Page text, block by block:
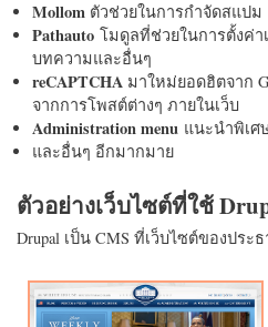
Mollom ตัวช่วยในการกำจัดสแปม
Pathauto โมดูลที่ช่วยในการตั้งค่
บทความและอื่นๆ
reCAPTCHA มาใหม่ยอดฮิตจาก
จากการโพสต์ต่างๆ ภายในเว็บ
Administration menu แนะนำพิเ
และอื่นๆ อีกมากมาย
ตัวอย่างเว็บไซต์ที่ใช้
Drupal เป็น CMS ที่เว็บไซต์ของประ